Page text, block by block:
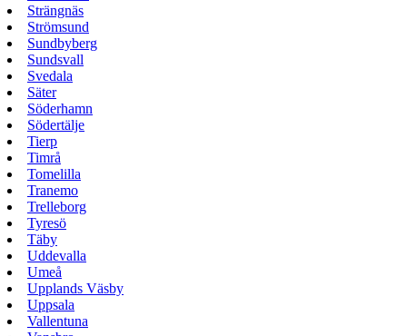
Strängnäs
Strömsund
Sundbyberg
Sundsvall
Svedala
Säter
Söderhamn
Södertälje
Tierp
Timrå
Tomelilla
Tranemo
Trelleborg
Tyresö
Täby
Uddevalla
Umeå
Upplands Väsby
Uppsala
Vallentuna